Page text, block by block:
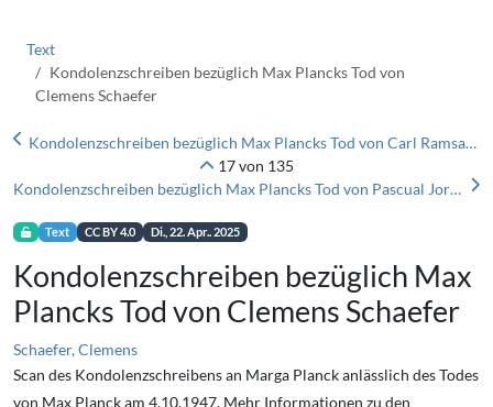
Text
Kondolenzschreiben bezüglich Max Plancks Tod von
Clemens Schaefer
Kondolenzschreiben bezüglich Max Plancks Tod von Carl Ramsauer
17 von 135
Kondolenzschreiben bezüglich Max Plancks Tod von Pascual Jordan
Text CC BY 4.0 Di., 22. Apr.. 2025
Kondolenzschreiben bezüglich Max
Plancks Tod von Clemens Schaefer
Schaefer, Clemens
Scan des Kondolenzschreibens an Marga Planck anlässlich des Todes
von Max Planck am 4.10.1947. Mehr Informationen zu den